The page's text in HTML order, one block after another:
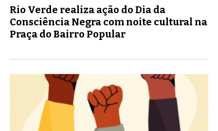
Rio Verde realiza ação do Dia da
Consciência Negra com noite cultural na
Praça do Bairro Popular